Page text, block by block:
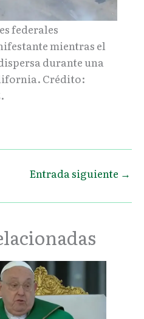
federales
mientras el
durante una
Crédito:
Entrada siguiente →